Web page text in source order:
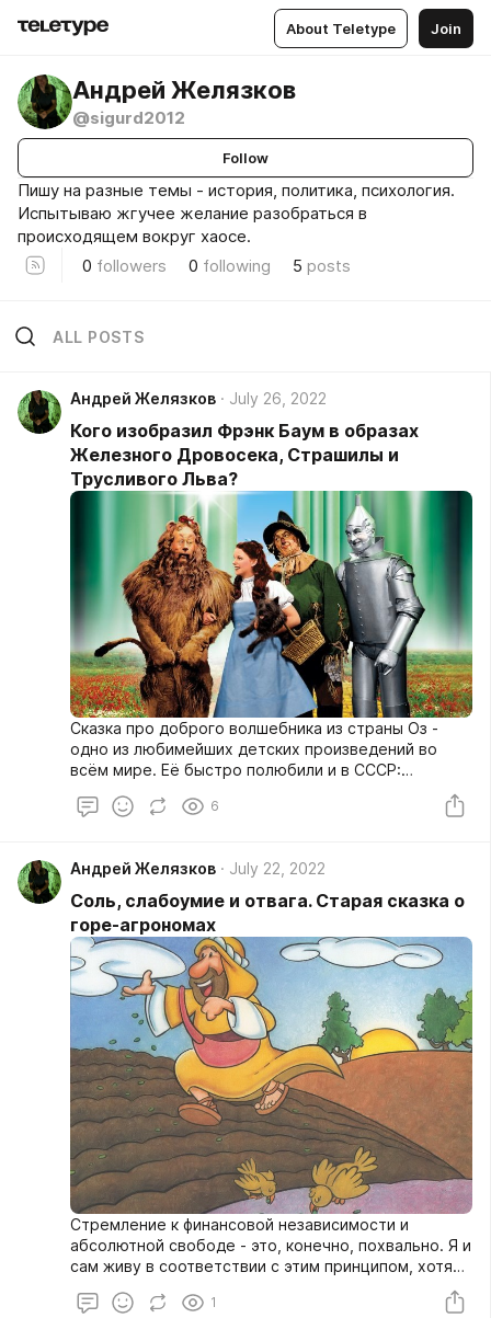
About Teletype Join
Андрей Желязков
@sigurd2012
Follow
Пишу на разные темы - история, политика, психология.
Испытываю жгучее желание разобраться в
происходящем вокруг хаосе.
0 followers 0 following 5 posts
ALL POSTS
Андрей Желязков July 26, 2022
Кого изобразил Фрэнк Баум в образах
Железного Дровосека, Страшилы и
Трусливого Льва?
Сказка про доброго волшебника из страны Оз -
одно из любимейших детских произведений во
всём мире. Её быстро полюбили и в СССР:
издав пересказ книги под своим именем и слегка
с серией книг самого Баума.
6
Андрей Желязков July 22, 2022
Соль, слабоумие и отвага. Старая сказка о
горе-агрономах
Стремление к финансовой независимости и
абсолютной свободе - это, конечно, похвально. Я и
сам живу в соответствии с этим принципом, хотя
нужны хоть какие-то знания, иначе благородные
1